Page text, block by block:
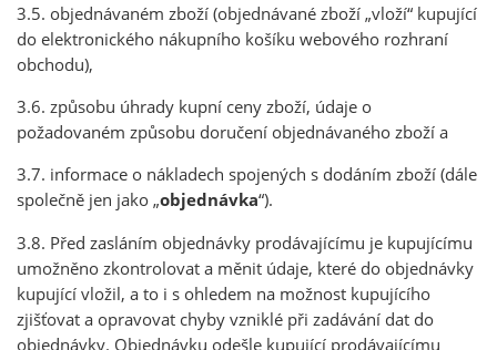
3.5. objednávaném zboží (objednávané zboží „vloží“ kupující
do elektronického nákupního košíku webového rozhraní
obchodu),
3.6. způsobu úhrady kupní ceny zboží, údaje o
požadovaném způsobu doručení objednávaného zboží a
3.7. informace o nákladech spojených s dodáním zboží (dále
společně jen jako „objednávka“).
3.8. Před zasláním objednávky prodávajícímu je kupujícímu
umožněno zkontrolovat a měnit údaje, které do objednávky
kupující vložil, a to i s ohledem na možnost kupujícího
zjišťovat a opravovat chyby vzniklé při zadávání dat do
objednávky. Objednávku odešle kupující prodávajícímu